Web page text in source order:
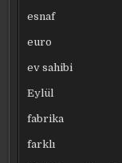
esnaf
euro
ev sahibi
Eylül
fabrika
farklı